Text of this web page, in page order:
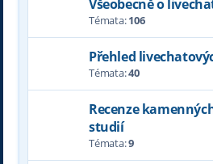
Všeobecně o
Témata:106
Přehled
Témata:40
Recenze
studií
Témata:9